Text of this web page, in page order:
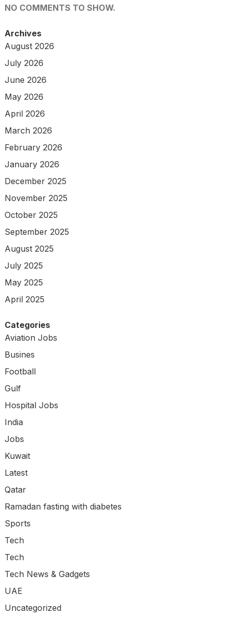
NO COMMENTS TO SHOW.
Archives
August 2026
July 2026
June 2026
May 2026
April 2026
March 2026
February 2026
January 2026
December 2025
November 2025
October 2025
September 2025
August 2025
July 2025
May 2025
April 2025
Categories
Aviation Jobs
Busines
Football
Gulf
Hospital Jobs
India
Jobs
Kuwait
Latest
Qatar
Ramadan fasting with diabetes
Sports
Tech
Tech
Tech News & Gadgets
UAE
Uncategorized